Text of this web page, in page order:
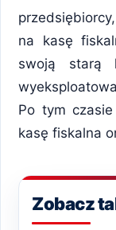
na kasę
swoją starą
Po tym
kasę fiskalna
Zobacz